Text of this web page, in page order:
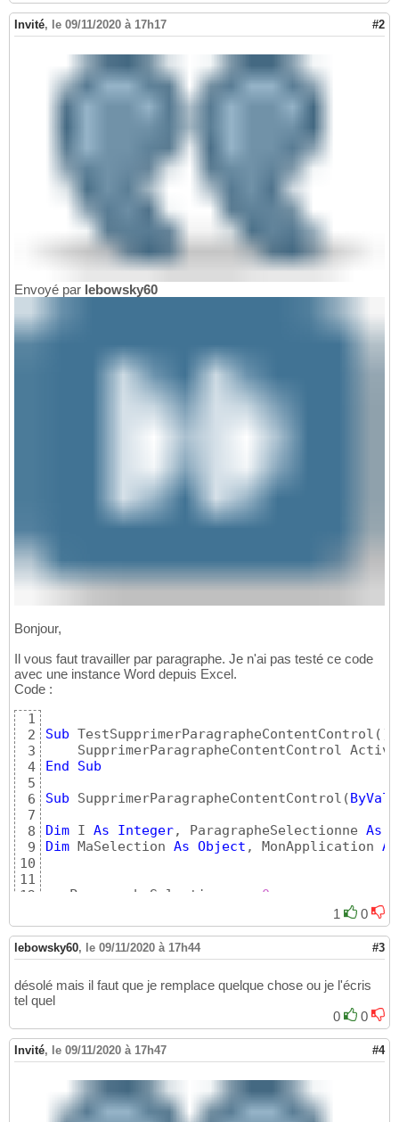
Invité, le 09/11/2020 à 17h17 #2
Envoyé par lebowsky60
Bonjour,
Il vous faut travailler par paragraphe. Je n'ai pas testé ce code
avec une instance Word depuis Excel.
Code :
1
2
3
4
5
6
7
8
9
10
11
12
14
15
16
18
19
21
22
Sub TestSupprimerParagrapheContentControl ( )
SupprimerParagrapheContentControl
End
Sub
Sub SupprimerParagrapheContentControl (ByVal
Dim I As Integer, ParagrapheSelectionne As
Dim MaSelection As Object , MonApplication As
   ParagrapheSelectionne =
0
Set MonApplication = .Parent
Set MaSelection =
For I = 1 To .ContentControls.Count
.Title =
                    .Range.Select
MaSelection.HomeKey
End If
1 0
lebowsky60, le 09/11/2020 à 17h44 #3
désolé mais il faut que je remplace quelque chose ou je l'écris
tel quel
0
0
Invité, le 09/11/2020 à 17h47 #4